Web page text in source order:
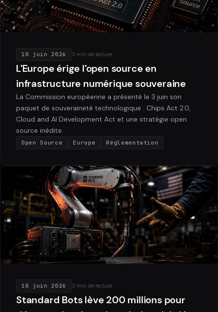
10 juin 2026 3 min de lecture
L'Europe érige l'open source en
infrastructure numérique souveraine
La Commission européenne a présenté le 3 juin son
paquet de souveraineté technologique : Chips Act 2.0,
Cloud and AI Development Act et une stratégie open
source inédite.
Open Source Europe Réglementation
10 juin 2026 3 min de lecture
Standard Bots lève 200 millions pour